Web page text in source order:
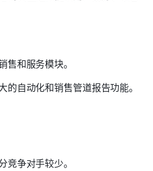
售和服务模块。
的自动化和销售管道报告功能。
竞争对手较少。